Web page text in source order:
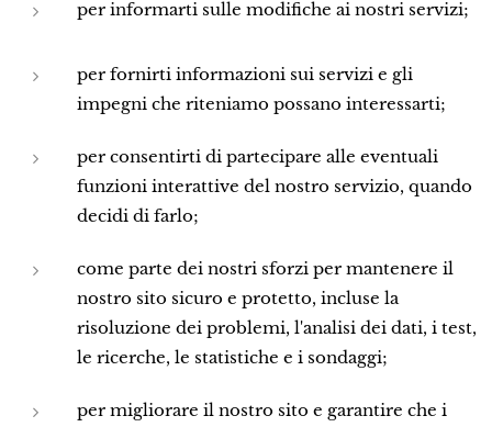
per informarti sulle modifiche ai nostri servizi;
per fornirti informazioni sui servizi e gli
impegni che riteniamo possano interessarti;
per consentirti di partecipare alle eventuali
funzioni interattive del nostro servizio, quando
decidi di farlo;
come parte dei nostri sforzi per mantenere il
nostro sito sicuro e protetto, incluse la
risoluzione dei problemi, l'analisi dei dati, i test,
le ricerche, le statistiche e i sondaggi;
per migliorare il nostro sito e garantire che i